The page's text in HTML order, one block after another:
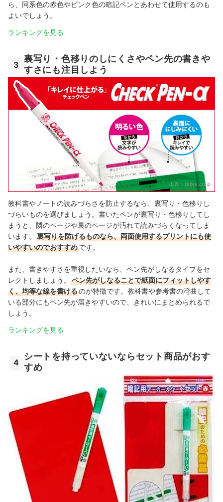
ら、同系色の赤色やピンク色の暗記ペンとあわせて使用するのも
よいでしょう。
ランキングを見る
3
裏写り・色移りのしにくさやペン先の書きや
すさにも注目しよう
出典： zebra.co.jp
教科書やノートの読みづらさを防止するなら、裏写り・色移りし
づらいものを選びましょう。書いたペンが裏写り・色移りしてし
まうと、隣のページや裏のページが汚れて読みづらくなってしま
います。
裏写りを防げるものなら、両面使用するプリントにも使
いやすいのでおすすめです。
また、書きやすさを重視したいなら、ペン先がしなるタイプをセ
レクトしましょう。
ペン先がしなることで紙面にフィットしやす
く、均等な線を書けるのが特徴です。教科書や参考書の湾曲して
いる部分にもペン先が届きやすいので、きれいにまとめられるで
しょう。
ランキングを見る
4
シートを持っていないならセット商品がおす
すめ